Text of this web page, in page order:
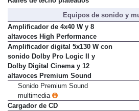
Equipos de sonido y
Amplificador de 4x40 W y 8
altavoces High Performance
Amplificador digital 5x130 W con
sonido Dolby Pro Logic II y
Dolby Digital Cinema y 12
altavoces Premium Sound
Sonido Premium Sound
multimedia
Cargador de CD